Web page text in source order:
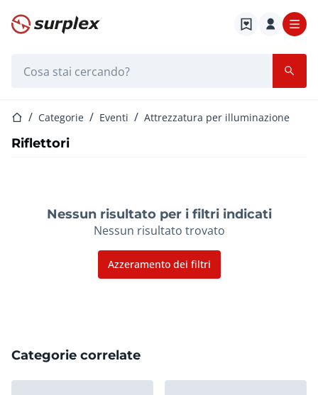
Home
Home Categorie Eventi Attrezzatura per illuminazione
Riflettori
Nessun risultato per i filtri indicati
Nessun risultato trovato
Azzeramento dei filtri
Categorie correlate